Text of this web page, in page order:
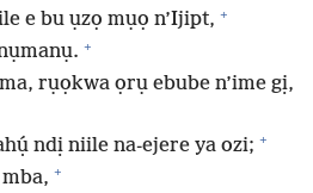
e bu ụzọ mụọ n’Ijipt, +
+
rụọkwa ọrụ ebube n’ime gị,
ndị niile na-ejere ya ozi; +
+